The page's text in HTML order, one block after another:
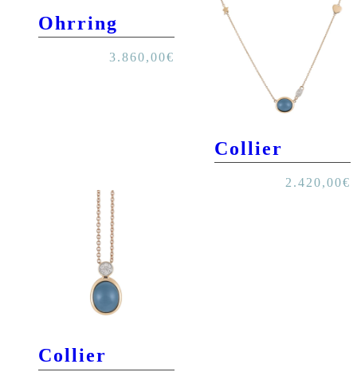
Ohrring
3.860,00€
Collier
2.420,00€
Collier